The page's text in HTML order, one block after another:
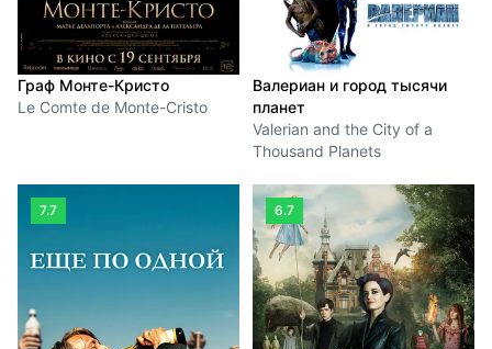
Граф Монте-Кристо
Le Comte de Monte-Cristo
Валериан и город тысячи
планет
Valerian and the City of a
Thousand Planets
7.7 6.7